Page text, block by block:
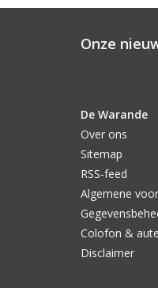
Onze
De Warande
Over ons
Sitemap
RSS-feed
Algemene
Colofon &
Disclaimer